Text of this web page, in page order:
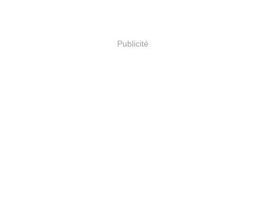
Publicité